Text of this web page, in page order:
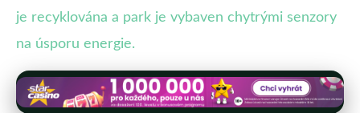
je recyklována a park je vybaven chytrými senzory
na úsporu energie.